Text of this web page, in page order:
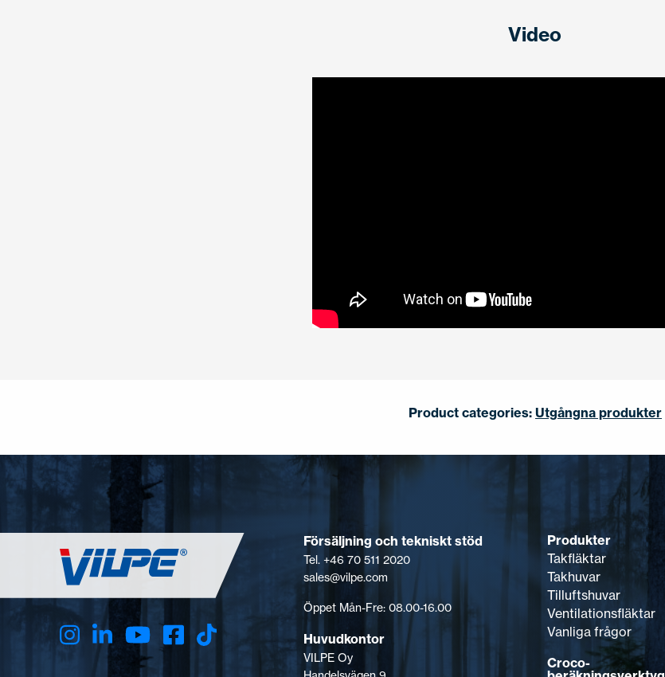
Video
Product categories: Utgångna produkter
Försäljning och tekniskt stöd
Tel. +46 70 511 2020
sales@vilpe.com
Öppet Mån-Fre: 08.00-16.00
Huvudkontor
VILPE Oy
Produkter
Takfläktar
Takhuvar
Tilluftshuvar
Ventilationsfläktar
Vanliga frågor
Croco-